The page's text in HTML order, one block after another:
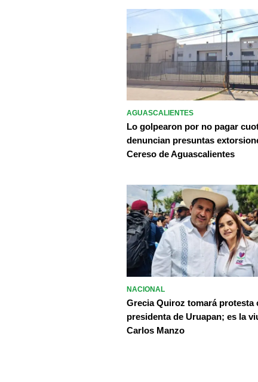
AGUASCALIENTES
Lo golpearon por no pagar
denuncian presuntas
Cereso de Aguascalientes
NACIONAL
Grecia Quiroz tomará protesta
presidenta de Uruapan; es la
Carlos Manzo